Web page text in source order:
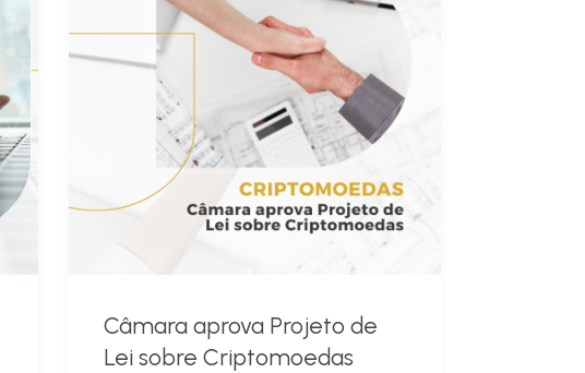
Câmara aprova Projeto de
Lei sobre Criptomoedas